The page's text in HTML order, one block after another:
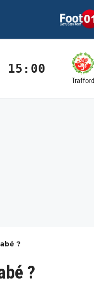
15:00
Trafford
?
?